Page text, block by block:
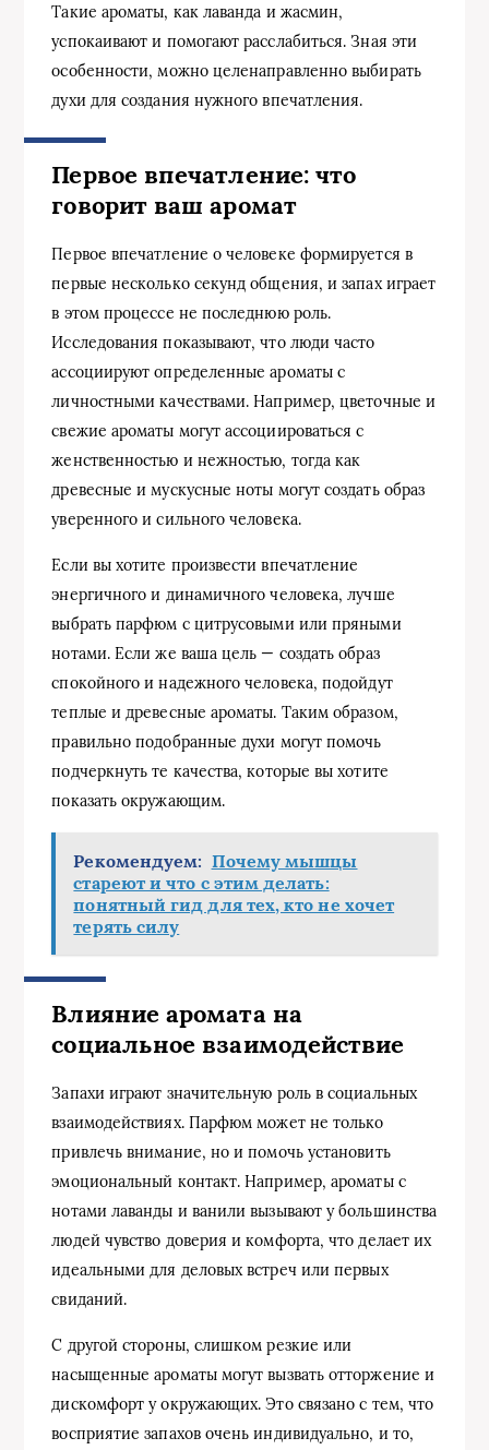
Такие ароматы, как лаванда и жасмин,
успокаивают и помогают расслабиться. Зная эти
особенности, можно целенаправленно выбирать
духи для создания нужного впечатления.
Первое впечатление: что
говорит ваш аромат
Первое впечатление о человеке формируется в
первые несколько секунд общения, и запах играет
в этом процессе не последнюю роль.
Исследования показывают, что люди часто
ассоциируют определенные ароматы с
личностными качествами. Например, цветочные и
свежие ароматы могут ассоциироваться с
женственностью и нежностью, тогда как
древесные и мускусные ноты могут создать образ
уверенного и сильного человека.
Если вы хотите произвести впечатление
энергичного и динамичного человека, лучше
выбрать парфюм с цитрусовыми или пряными
нотами. Если же ваша цель — создать образ
спокойного и надежного человека, подойдут
теплые и древесные ароматы. Таким образом,
правильно подобранные духи могут помочь
подчеркнуть те качества, которые вы хотите
показать окружающим.
Рекомендуем: Почему мышцы
стареют и что с этим делать:
понятный гид для тех, кто не хочет
терять силу
Влияние аромата на
социальное взаимодействие
Запахи играют значительную роль в социальных
взаимодействиях. Парфюм может не только
привлечь внимание, но и помочь установить
эмоциональный контакт. Например, ароматы с
нотами лаванды и ванили вызывают у большинства
людей чувство доверия и комфорта, что делает их
идеальными для деловых встреч или первых
свиданий.
С другой стороны, слишком резкие или
насыщенные ароматы могут вызвать отторжение и
дискомфорт у окружающих. Это связано с тем, что
восприятие запахов очень индивидуально, и то,